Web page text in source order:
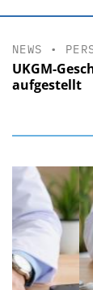
NEWS •
UKGM-
aufgestellt